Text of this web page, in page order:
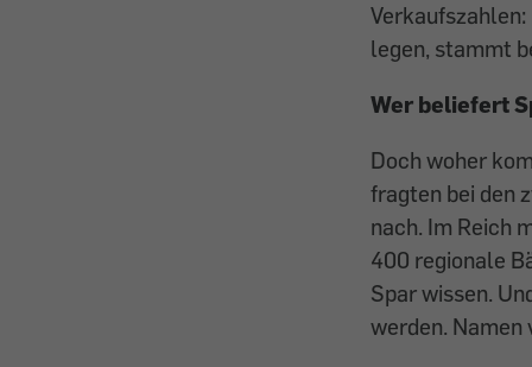
legen, stammt
Wer beliefert
Doch woher
fragten bei den
nach. Im Reich
400 regionale
Spar wissen.
werden. Namen